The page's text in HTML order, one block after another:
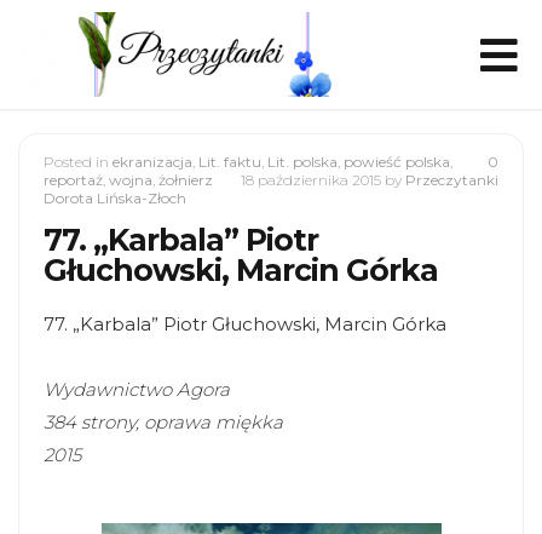
0
Posted in ekranizacja, Lit. faktu, Lit. polska, powieść polska,
reportaż, wojna, żołnierz 18 października 2015 by Przeczytanki
Dorota Lińska-Złoch
77. „Karbala” Piotr
Głuchowski, Marcin Górka
77. „Karbala” Piotr Głuchowski, Marcin Górka
Wydawnictwo Agora
384 strony, oprawa miękka
2015